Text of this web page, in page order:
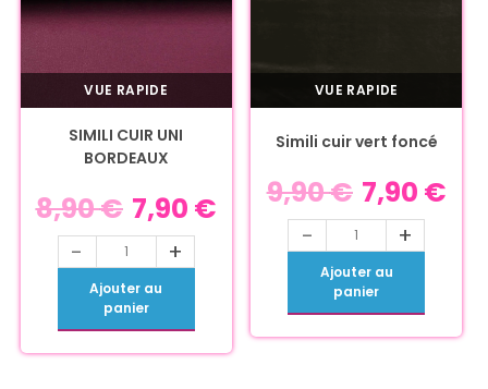
VUE RAPIDE
SIMILI CUIR UNI
BORDEAUX
8,90€ 7,90 €
- +
Ajouter au
panier
VUE RAPIDE
Simili cuir vert foncé
9,90€ 7,90 €
- +
Ajouter au
panier